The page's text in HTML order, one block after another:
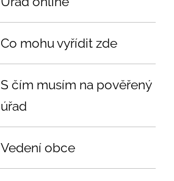
Co mohu vyřídit zde
S čím musím na pověřený
úřad
Vedení obce